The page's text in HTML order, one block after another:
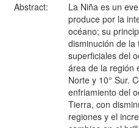
Abstract:
La Niña es un
produce por la
océano; su
disminución de
superficiales del
área de la región
Norte y 10° Sur.
enfriamiento del
Tierra, con
regiones y el